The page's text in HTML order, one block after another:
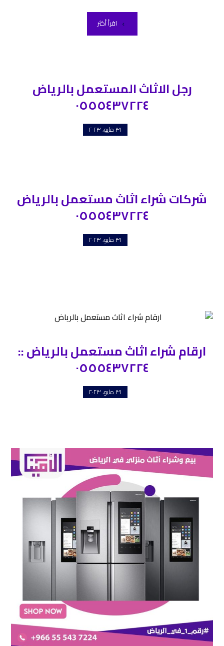
اقرأ أكثر
رجل الاثاث المستعمل بالرياض
٠٥٥٥٤٣٧٢٢٤
٣١ مايو، ٢٠٢٣
شركات شراء اثاث مستعمل بالرياض
٠٥٥٥٤٣٧٢٢٤
٣١ مايو، ٢٠٢٣
ارقام شراء اثاث مستعمل بالرياض ::
٠٥٥٥٤٣٧٢٢٤
٣١ مايو، ٢٠٢٣